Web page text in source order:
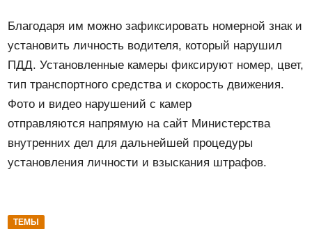
Благодаря им можно зафиксировать номерной знак и
установить личность водителя, который нарушил
ПДД. Установленные камеры фиксируют номер, цвет,
тип транспортного средства и скорость движения.
Фото и видео нарушений с камер
отправляются напрямую на сайт Министерства
внутренних дел для дальнейшей процедуры
установления личности и взыскания штрафов.
ТЕМЫ